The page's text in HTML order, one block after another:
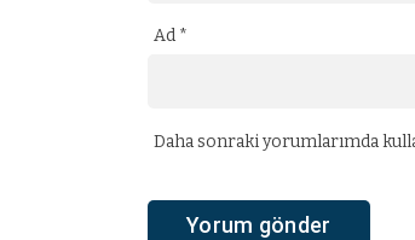
Ad *
Daha sonraki yorumlarımda